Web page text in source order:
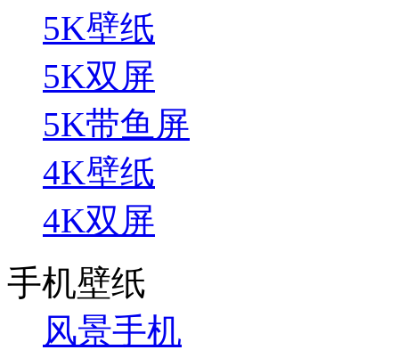
5K壁纸
5K双屏
5K带鱼屏
4K壁纸
4K双屏
手机壁纸
风景手机